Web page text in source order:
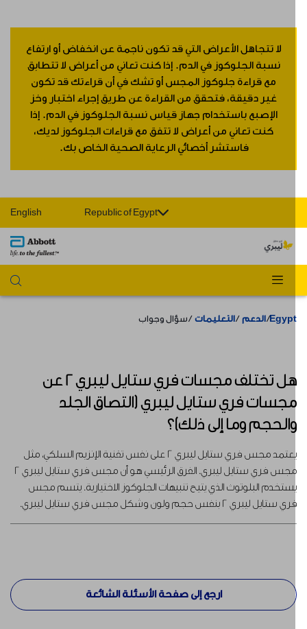
لا تتجاهل الأعراض التي قد تكون ناجمة عن انخفاض أو ارتفاع
نسبة الجلوكوز في الدم. إذا كنت تعاني من أعراض لا تتطابق
مع قراءة جلوكوز المجس أو تشك في أن قراءتك قد تكون
غير دقيقة، فتحقق من القراءة عن طريق إجراء اختبار وخز
الإصبع باستخدام جهاز قياس نسبة الجلوكوز في الدم. إذا
كنت تعاني من أعراض لا تتفق مع قراءات الجلوكوز لديك،
فاستشر أخصائي الرعاية الصحية الخاص بك.
Republic of Egypt
English
الدعم التعليمات سؤال وجواب
هل تختلف مجسات فري ستايل ليبري 2 عن
فري ستايل ليبري (التصاق الجلد
وما إلى ذلك)؟
يعتمد مجس فري ستايل ليبري 2 على نفس تقنية الإنزيم السلكي، مثل
مجس فري ستايل ليبري. الفرق الرئيسي هو أن مجس فري ستايل ليبري 2
البلوتوث الذي يتيح تنبيهات الجلوكوز الاختيارية. يتسم مجس
ستايل ليبري 2 بنفس حجم ولون وشكل مجس فري ستايل ليبري.
ارجع إلى صفحة الأسئلة الشائعة